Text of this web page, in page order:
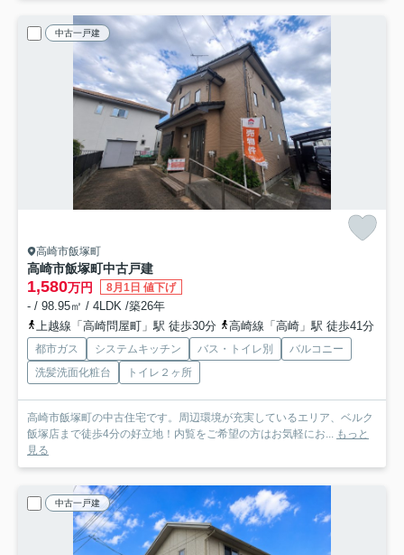
中古一戸建
高崎市飯塚町
高崎市飯塚町中古戸建
1,580万円 8月1日 値下げ
- / 98.95㎡ / 4LDK /築26年
上越線「高崎問屋町」駅 徒歩30分
高崎線「高崎」駅 徒歩41分
都市ガス システムキッチン バス・トイレ別
バルコニー
洗髪洗面化粧台
トイレ２ヶ所
高崎市飯塚町の中古住宅です。周辺環境が充実しているエリア、ベルク
飯塚店まで徒歩4分の好立地！内覧をご希望の方はお気軽にお... もっと
見る
中古一戸建